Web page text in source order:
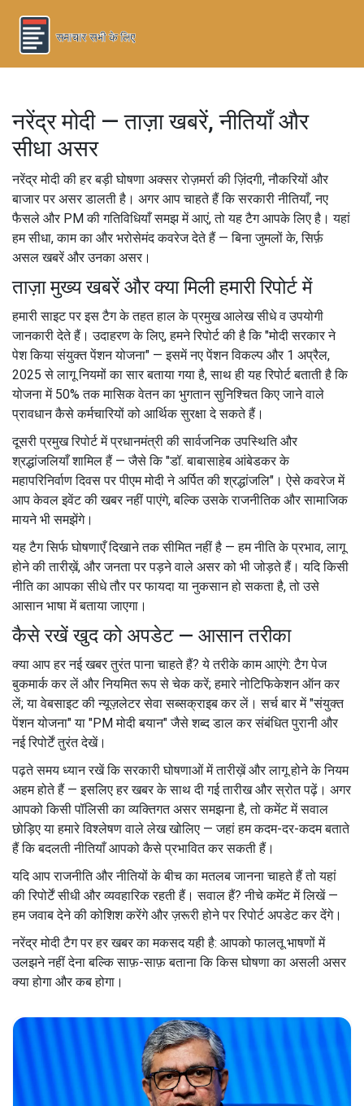
नरेंद्र मोदी — ताज़ा खबरें, नीतियाँ और
सीधा असर
नरेंद्र मोदी की हर बड़ी घोषणा अक्सर रोज़मर्रा की ज़िंदगी, नौकरियों और
बाजार पर असर डालती है। अगर आप चाहते हैं कि सरकारी नीतियाँ, नए
फैसले और PM की गतिविधियाँ समझ में आएं, तो यह टैग आपके लिए है। यहां
हम सीधा, काम का और भरोसेमंद कवरेज देते हैं — बिना जुमलों के, सिर्फ़
असल खबरें और उनका असर।
ताज़ा मुख्य खबरें और क्या मिली हमारी रिपोर्ट में
हमारी साइट पर इस टैग के तहत हाल के प्रमुख आलेख सीधे व उपयोगी
जानकारी देते हैं। उदाहरण के लिए, हमने रिपोर्ट की है कि "मोदी सरकार ने
पेश किया संयुक्त पेंशन योजना" — इसमें नए पेंशन विकल्प और 1 अप्रैल,
2025 से लागू नियमों का सार बताया गया है, साथ ही यह रिपोर्ट बताती है कि
योजना में 50% तक मासिक वेतन का भुगतान सुनिश्चित किए जाने वाले
प्रावधान कैसे कर्मचारियों को आर्थिक सुरक्षा दे सकते हैं।
दूसरी प्रमुख रिपोर्ट में प्रधानमंत्री की सार्वजनिक उपस्थिति और
श्रद्धांजलियाँ शामिल हैं — जैसे कि "डॉ. बाबासाहेब आंबेडकर के
महापरिनिर्वाण दिवस पर पीएम मोदी ने अर्पित की श्रद्धांजलि"। ऐसे कवरेज में
आप केवल इवेंट की खबर नहीं पाएंगे, बल्कि उसके राजनीतिक और सामाजिक
मायने भी समझेंगे।
यह टैग सिर्फ घोषणाएँ दिखाने तक सीमित नहीं है — हम नीति के प्रभाव, लागू
होने की तारीख़ें, और जनता पर पड़ने वाले असर को भी जोड़ते हैं। यदि किसी
नीति का आपका सीधे तौर पर फायदा या नुकसान हो सकता है, तो उसे
आसान भाषा में बताया जाएगा।
कैसे रखें खुद को अपडेट — आसान तरीका
क्या आप हर नई खबर तुरंत पाना चाहते हैं? ये तरीके काम आएंगे: टैग पेज
बुकमार्क कर लें और नियमित रूप से चेक करें; हमारे नोटिफिकेशन ऑन कर
लें; या वेबसाइट की न्यूज़लेटर सेवा सब्सक्राइब कर लें। सर्च बार में "संयुक्त
पेंशन योजना" या "PM मोदी बयान" जैसे शब्द डाल कर संबंधित पुरानी और
नई रिपोर्टें तुरंत देखें।
पढ़ते समय ध्यान रखें कि सरकारी घोषणाओं में तारीख़ें और लागू होने के नियम
अहम होते हैं — इसलिए हर खबर के साथ दी गई तारीख और स्रोत पढ़ें। अगर
आपको किसी पॉलिसी का व्यक्तिगत असर समझना है, तो कमेंट में सवाल
छोड़िए या हमारे विश्लेषण वाले लेख खोलिए — जहां हम कदम-दर-कदम बताते
हैं कि बदलती नीतियाँ आपको कैसे प्रभावित कर सकती हैं।
यदि आप राजनीति और नीतियों के बीच का मतलब जानना चाहते हैं तो यहां
की रिपोर्टें सीधी और व्यवहारिक रहती हैं। सवाल हैं? नीचे कमेंट में लिखें —
हम जवाब देने की कोशिश करेंगे और ज़रूरी होने पर रिपोर्ट अपडेट कर देंगे।
नरेंद्र मोदी टैग पर हर खबर का मकसद यही है: आपको फालतू भाषणों में
उलझने नहीं देना बल्कि साफ़-साफ़ बताना कि किस घोषणा का असली असर
क्या होगा और कब होगा।